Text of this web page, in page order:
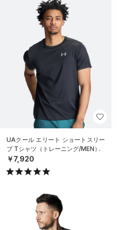
UAクール エリート ショートスリー
ブ Tシャツ（トレーニング/MEN）
￥7,920